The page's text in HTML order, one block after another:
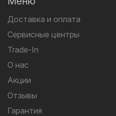
Доставка и оплата
Сервисные центры
Trade-In
О нас
Акции
Отзывы
Гарантия